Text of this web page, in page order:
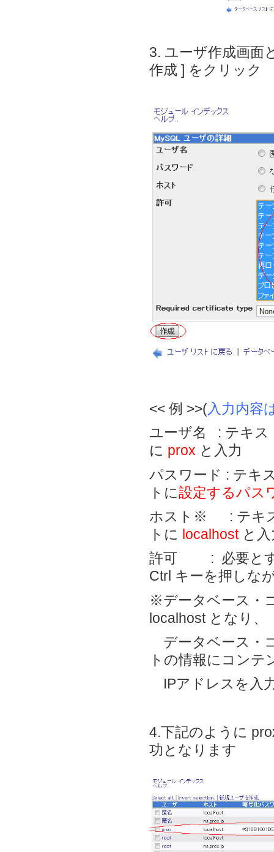
3. ユーザ作成画面
作成 ] をクリック
<< 例 >>(入力内容
ユーザ名 : テキス
に prox と入力
パスワード : テキ
トに設定するパス
ホスト※ : テキス
トに localhost と
許可 : 必要とす
Ctrl キーを押しな
※データベース・
localhost となり、
データベース・
トの情報にコンテ
IPアドレスを入
4.下記のように
功となります